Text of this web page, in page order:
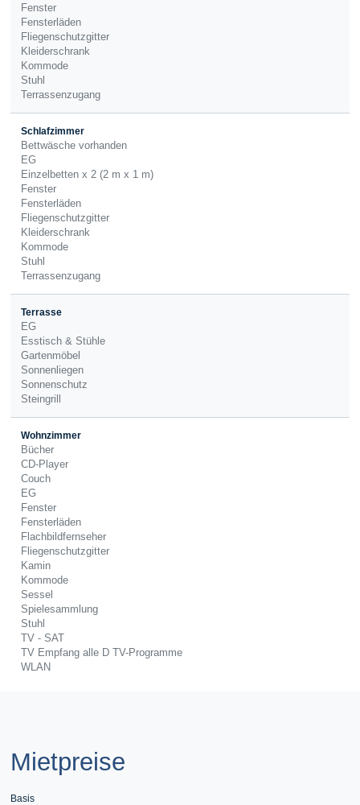
Fenster
Fensterläden
Fliegenschutzgitter
Kleiderschrank
Kommode
Stuhl
Terrassenzugang
Schlafzimmer
Bettwäsche vorhanden
EG
Einzelbetten x 2 (2 m x 1 m)
Fenster
Fensterläden
Fliegenschutzgitter
Kleiderschrank
Kommode
Stuhl
Terrassenzugang
Terrasse
EG
Esstisch & Stühle
Gartenmöbel
Sonnenliegen
Sonnenschutz
Steingrill
Wohnzimmer
Bücher
CD-Player
Couch
EG
Fenster
Fensterläden
Flachbildfernseher
Fliegenschutzgitter
Kamin
Kommode
Sessel
Spielesammlung
Stuhl
TV - SAT
TV Empfang alle D TV-Programme
WLAN
Mietpreise
Basis